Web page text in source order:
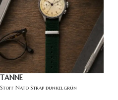
TANNE
Stoff Nato Strap dunkelgrün